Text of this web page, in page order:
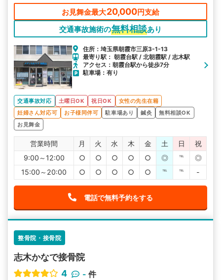
お見舞金最大20,000円支給
交通事故施術の無料相談あり
住所：埼玉県朝霞市三原3-1-13
最寄り駅： 朝霞台駅 / 北朝霞駅 / 志木駅
アクセス：朝霞台駅から徒歩7分
駐車場：有り
交通事故対応 土曜日OK 祝日OK
女性の先生在籍
妊婦さん対応可
お子様同伴可 駐車場あり 鍼灸
無料相談OK
お見舞金
営業時間 月 火 水 木 金 土 日
祝
9:00～12:00
○ ○ ○ ○ ○ ◎ ℡
◎
15:00～20:00
○ ○ ○ ○ ○ ℡ ℡ -
電話で無料予約をする
整骨院・接骨院
志木かなで接骨院
4
- 件